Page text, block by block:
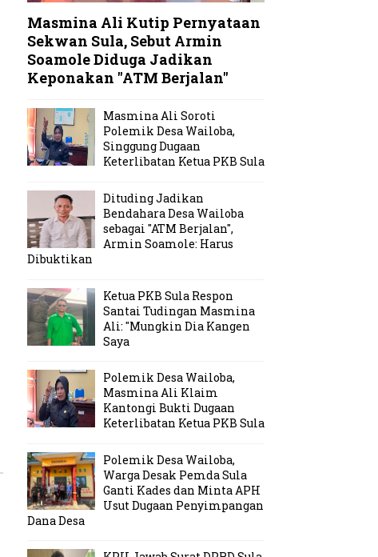
Masmina Ali Kutip Pernyataan
Sekwan Sula, Sebut Armin
Soamole Diduga Jadikan
Keponakan "ATM Berjalan"
Masmina Ali Soroti
Polemik Desa Wailoba,
Singgung Dugaan
Keterlibatan Ketua PKB Sula
Dituding Jadikan
Bendahara Desa Wailoba
sebagai "ATM Berjalan",
Armin Soamole: Harus
Dibuktikan
Ketua PKB Sula Respon
Santai Tudingan Masmina
Ali: "Mungkin Dia Kangen
Saya
Polemik Desa Wailoba,
Masmina Ali Klaim
Kantongi Bukti Dugaan
Keterlibatan Ketua PKB Sula
Polemik Desa Wailoba,
Warga Desak Pemda Sula
Ganti Kades dan Minta APH
Usut Dugaan Penyimpangan
Dana Desa